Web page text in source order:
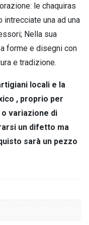
le chaquiras
una ad una
Nella sua
forme e disegni con
e tradizione.
locali e la
, proprio per
variazione di
un difetto ma
sarà un pezzo